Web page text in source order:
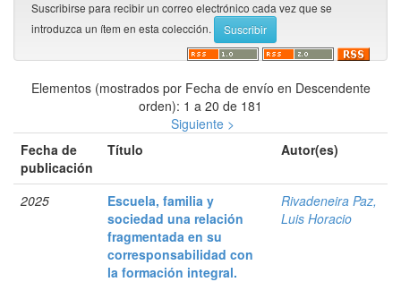
Suscribirse para recibir un correo electrónico cada vez que se
introduzca un ítem en esta colección.
Elementos (mostrados por Fecha de envío en Descendente
orden): 1 a 20 de 181
Siguiente >
Fecha de
publicación
Título Autor(es)
2025
Escuela, familia y
sociedad una relación
fragmentada en su
corresponsabilidad con
la formación integral.
Rivadeneira Paz,
Luis Horacio